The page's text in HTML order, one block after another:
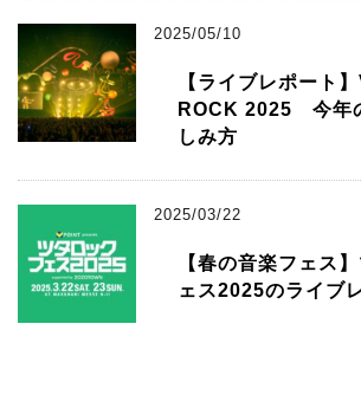
2025/05/10
【ライブレポート
ROCK 2025 今年
しみ方
2025/03/22
【春の音楽フェス
ェス2025のライブ